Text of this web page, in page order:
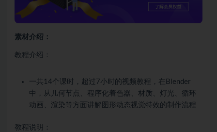
素材介绍：
教程介绍：
一共14个课时，超过7小时的视频教程，在Blender
中，从几何节点、程序化着色器、材质、灯光、循环
动画、渲染等方面讲解图形动态视觉特效的制作流程
教程说明：